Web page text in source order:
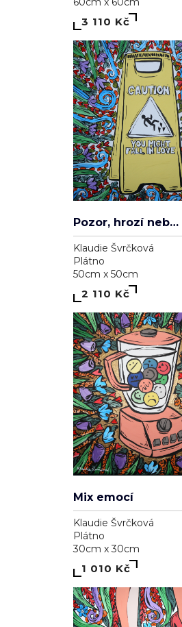
3 110 Kč
Pozor, hrozí nebezpečí zamilování se
Klaudie Švrčková
Plátno
50cm x 50cm
2 110 Kč
Mix emocí
Klaudie Švrčková
Plátno
30cm x 30cm
1 010 Kč